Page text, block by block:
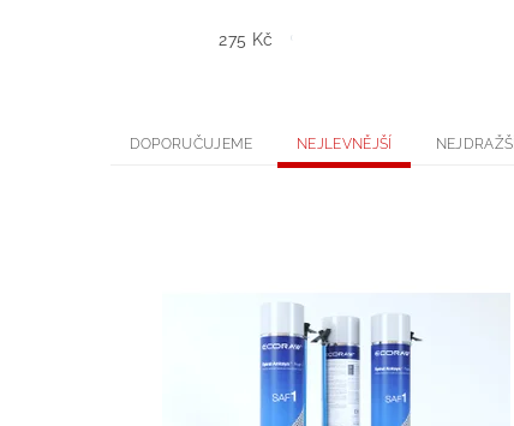
275 Kč
DOPORUČUJEME NEJLEVNĚJŠÍ NEJDRAŽŠÍ